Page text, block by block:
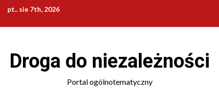
Skip
content
pt.. sie 7th, 2026
Droga do niezależności
Portal ogólnotematyczny